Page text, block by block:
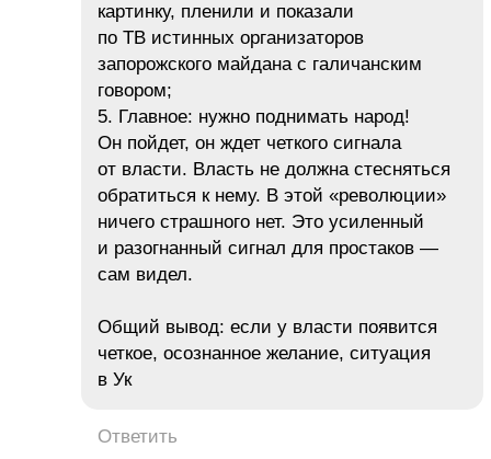
картинку, пленили и показали
по ТВ истинных организаторов
запорожского майдана с галичанским
говором;
5. Главное: нужно поднимать народ!
Он пойдет, он ждет четкого сигнала
от власти. Власть не должна стесняться
обратиться к нему. В этой «революции»
ничего страшного нет. Это усиленный
и разогнанный сигнал для простаков —
сам видел.
Общий вывод: если у власти появится
четкое, осознанное желание, ситуация
в Ук
Ответить